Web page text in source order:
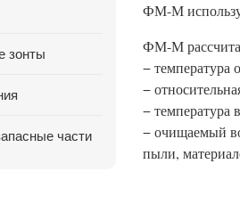
зонты
части
ФМ-М
ФМ-М
−
−
− температура
− очищаемый
пыли,